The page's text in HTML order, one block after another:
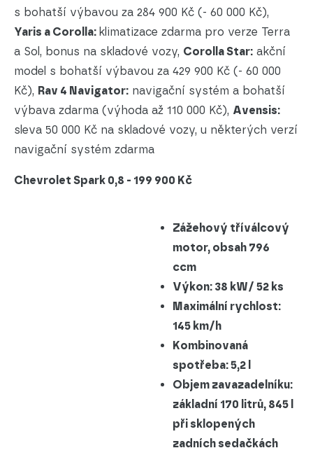
s bohatší výbavou za 284 900 Kč (- 60 000 Kč),
Yaris a Corolla: klimatizace zdarma pro verze Terra
a Sol, bonus na skladové vozy, Corolla Star: akční
model s bohatší výbavou za 429 900 Kč (- 60 000
Kč), Rav 4 Navigator: navigační systém a bohatší
výbava zdarma (výhoda až 110 000 Kč), Avensis:
sleva 50 000 Kč na skladové vozy, u některých verzí
navigační systém zdarma
Chevrolet Spark 0,8 - 199 900 Kč
Zážehový tříválcový
motor, obsah 796
ccm
Výkon: 38 kW/ 52 ks
Maximální rychlost:
145 km/h
Kombinovaná
spotřeba: 5,2 l
Objem zavazadelníku:
základní 170 litrů, 845 l
při sklopených
zadních sedačkách